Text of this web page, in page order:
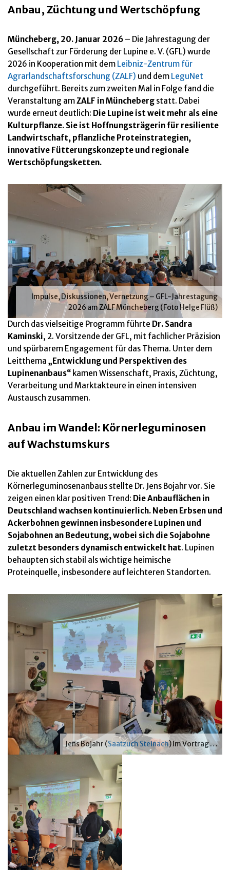
Anbau, Züchtung und Wertschöpfung
Müncheberg, 20. Januar 2026 – Die Jahrestagung der
Gesellschaft zur Förderung der Lupine e. V. (GFL) wurde
2026 in Kooperation mit dem Leibniz-Zentrum für
Agrarlandschaftsforschung (ZALF) und dem LeguNet
durchgeführt. Bereits zum zweiten Mal in Folge fand die
Veranstaltung amZALF in Müncheberg statt. Dabei
wurde erneut deutlich: Die Lupine ist weit mehr als eine
Kulturpflanze. Sie ist Hoffnungsträgerin für resiliente
Landwirtschaft, pflanzliche Proteinstrategien,
innovative Fütterungskonzepte und regionale
Wertschöpfungsketten.
Impulse, Diskussionen, Vernetzung – GFL-Jahrestagung
2026 am ZALF Müncheberg (Foto Helge Flüß)
Durch das vielseitige Programm führte Dr. Sandra
Kaminski, 2. Vorsitzende der GFL, mit fachlicher Präzision
und spürbarem Engagement für das Thema. Unter dem
Leitthema „Entwicklung und Perspektiven des
Lupinenanbaus“ kamen Wissenschaft, Praxis, Züchtung,
Verarbeitung und Marktakteure in einen intensiven
Austausch zusammen.
Anbau im Wandel: Körnerleguminosen
auf Wachstumskurs
Die aktuellen Zahlen zur Entwicklung des
Körnerleguminosenanbaus stellte Dr. Jens Bojahr vor. Sie
zeigen einen klar positiven Trend: Die Anbauflächen in
Deutschland wachsen kontinuierlich. Neben Erbsen und
Ackerbohnen gewinnen insbesondere Lupinen und
Sojabohnen an Bedeutung, wobei sich die Sojabohne
zuletzt besonders dynamisch entwickelt hat. Lupinen
behaupten sich stabil als wichtige heimische
Proteinquelle, insbesondere auf leichteren Standorten.
Jens Bojahr (Saatzuch Steinach) im Vortrag …